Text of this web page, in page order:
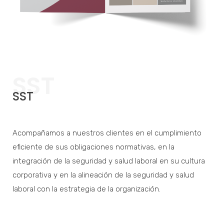
SST
SST
Acompañamos a nuestros clientes en el cumplimiento
eficiente de sus obligaciones normativas, en la
integración de la seguridad y salud laboral en su cultura
corporativa y en la alineación de la seguridad y salud
laboral con la estrategia de la organización.